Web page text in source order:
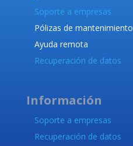
Soporte a empresas
Pólizas de mantenimiento
Ayuda remota
Recuperación de datos
Información
Soporte a empresas
Recuperación de datos